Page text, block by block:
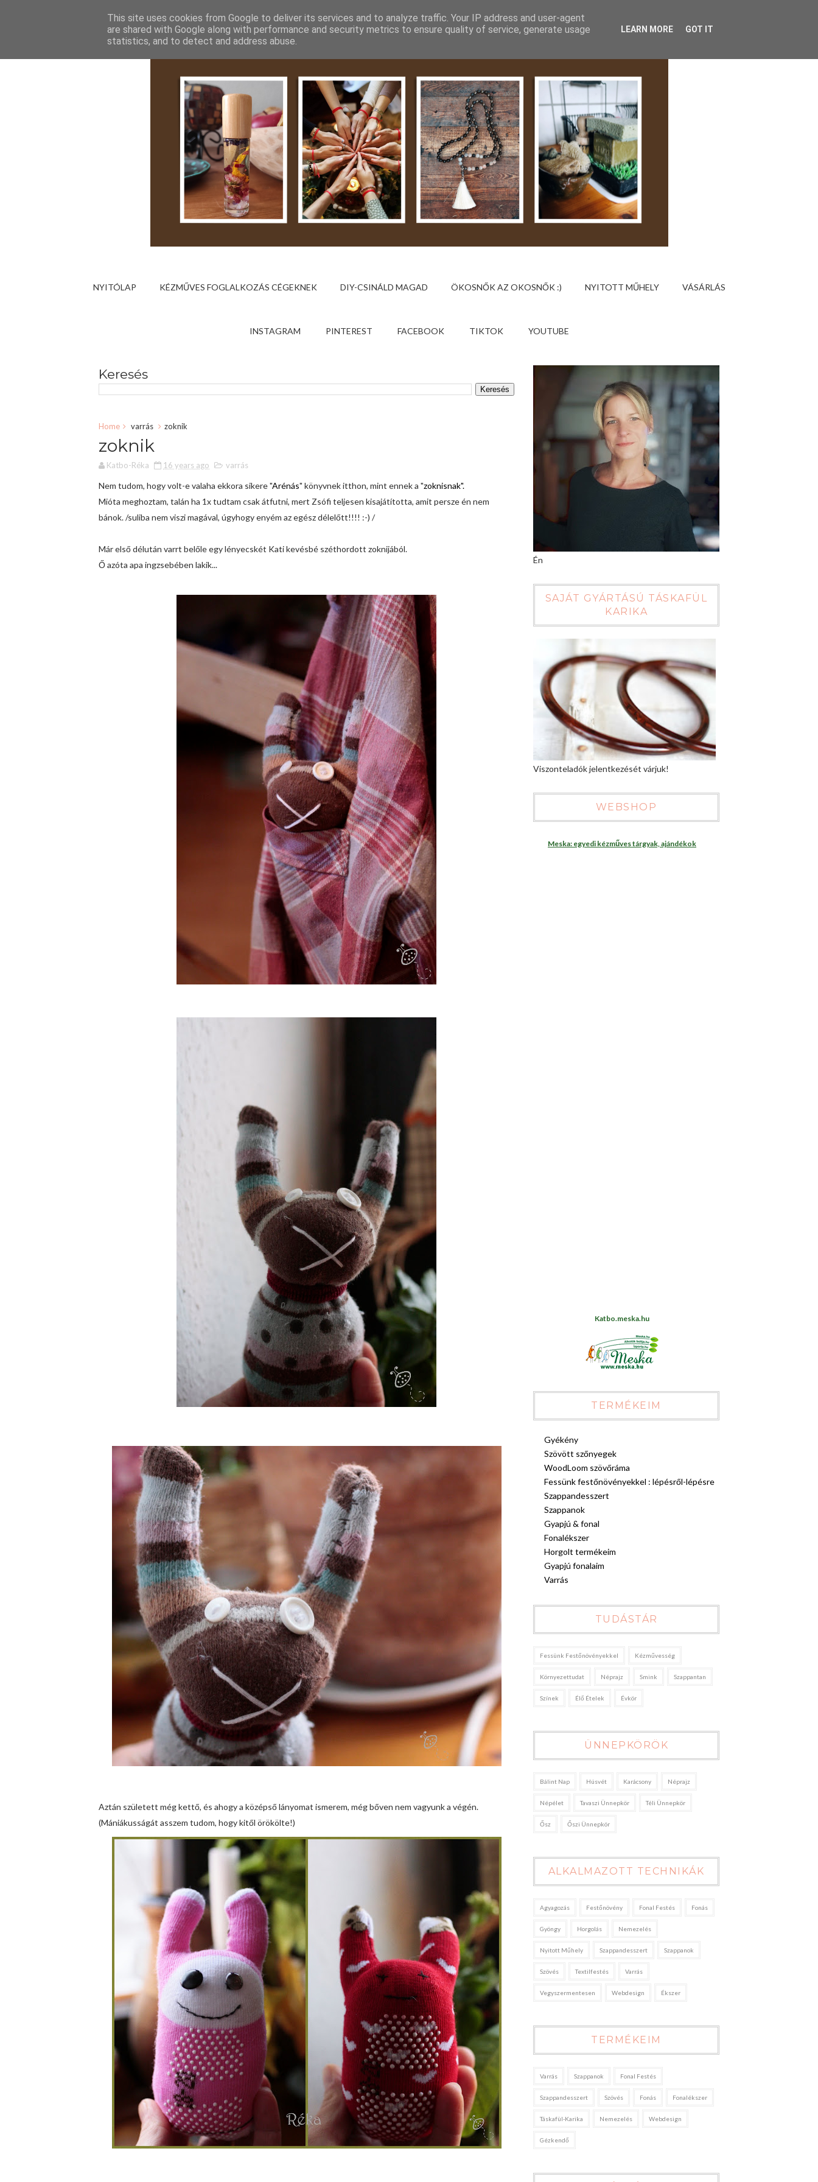
NYITÓLAP KÉZMŰVES FOGLALKOZÁS CÉGEKNEK DIY-CSINÁLD MAGAD ÖKOSNŐK AZ OKOSNŐK :) NYITOTT MŰHELY VÁSÁRLÁS
INSTAGRAM PINTEREST FACEBOOK TIKTOK YOUTUBE
Keresés
Home varrás zoknik
zoknik
Katbo-Réka 16 years ago varrás
Nem tudom, hogy volt-e valaha ekkora sikere "Arénás" könyvnek itthon, mint ennek a "zoknisnak".
Mióta meghoztam, talán ha 1x tudtam csak átfutni, mert Zsófi teljesen kisajátította, amit persze én nem
bánok. /suliba nem viszi magával, úgyhogy enyém az egész délelőtt!!!! :-) /
Már első délután varrt belőle egy lényecskét Kati kevésbé széthordott zoknijából.
Ő azóta apa ingzsebében lakik...
Aztán született még kettő, és ahogy a középső lányomat ismerem, még bőven nem vagyunk a végén.
(Mániákusságát asszem tudom, hogy kitől örökölte!)
Én
SAJÁT GYÁRTÁSÚ TÁSKAFÜL
KARIKA
Viszonteladók jelentkezését várjuk!
WEBSHOP
Meska: egyedi kézműves tárgyak, ajándékok
Katbo.meska.hu
TERMÉKEIM
Gyékény
Szövött szőnyegek
WoodLoom szövőráma
Fessünk festőnövényekkel : lépésről-lépésre
Szappandesszert
Szappanok
Gyapjú & fonal
Fonalékszer
Horgolt termékeim
Gyapjú fonalaim
Varrás
TUDÁSTÁR
Fessünk Festőnövényekkel Kézművesség
Környezettudat Néprajz Smink Szappantan
Színek Élő Ételek Évkör
ÜNNEPKÖRÖK
Bálint Nap Húsvét Karácsony Néprajz
Népélet Tavaszi Ünnepkör Téli Ünnepkör
Ősz Őszi Ünnepkör
ALKALMAZOTT TECHNIKÁK
Agyagozás Festőnövény Fonal Festés Fonás
Gyöngy Horgolás Nemezelés
Nyitott Műhely Szappandesszert Szappanok
Szövés Textilfestés Varrás
Vegyszermentesen Webdesign Ékszer
TERMÉKEIM
Varrás Szappanok Fonal Festés
Szappandesszert Szövés Fonás Fonalékszer
Táskafül-Karika Nemezelés Webdesign
Gézkendő
This site uses cookies from Google to deliver its services and to analyze traffic. Your IP address and user-agent
are shared with Google along with performance and security metrics to ensure quality of service, generate usage
statistics, and to detect and address abuse.
LEARN MORE GOT IT